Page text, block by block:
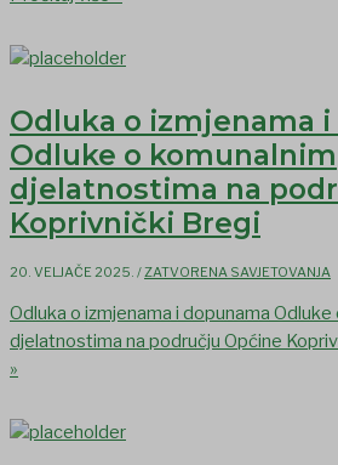
Odluka o izmjenama
Odluke o komunalnim
djelatnostima na
Koprivnički Bregi
20. VELJAČE 2025. /ZATVORENA SAVJETOVANJA
Odluka o izmjenama i dopunama Odluke
djelatnostima na području Općine
»